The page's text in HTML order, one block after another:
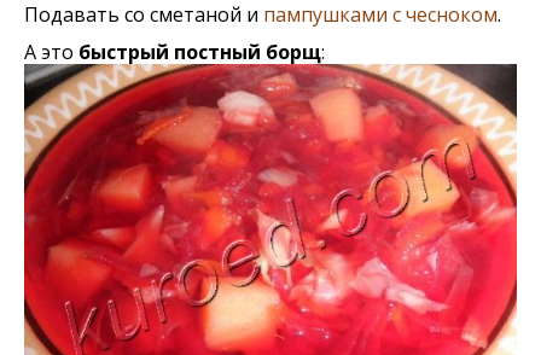
Подавать со сметаной и пампушками с чесноком.
А это быстрый постный борщ: